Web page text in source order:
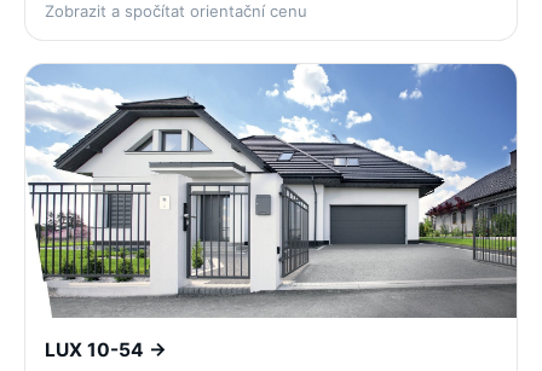
Zobrazit a spočítat orientační cenu
LUX 10-54 →